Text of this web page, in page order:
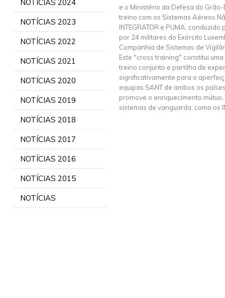
NOTÍCIAS 2024
NOTÍCIAS 2023
NOTÍCIAS 2022
NOTÍCIAS 2021
NOTÍCIAS 2020
NOTÍCIAS 2019
NOTÍCIAS 2018
NOTÍCIAS 2017
NOTÍCIAS 2016
NOTÍCIAS 2015
NOTÍCIAS
e o Ministério da Defesa do
treino com os Sistemas Aéreos
INTEGRATOR e PUMA,
por 24 militares do Exército
Companhia de Sistemas de
Este "cross training" constitui
treino conjunto e partilha de
significativamente para o
equipas SANT de ambos os
promove o enriquecimento
sistemas de vanguarda, como os